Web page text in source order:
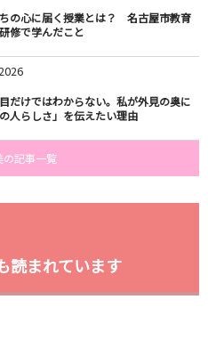
の心に届く授業とは？ 名古屋市教育
修で学んだこと
2026
だけではわからない。私が外見の奥に
人らしさ」を伝えたい理由
の記事一覧
読まれています